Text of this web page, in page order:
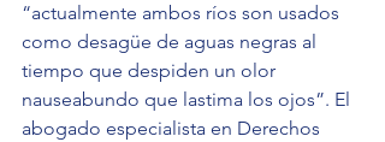
“actualmente ambos ríos son usados
como desagüe de aguas negras al
tiempo que despiden un olor
nauseabundo que lastima los ojos”. El
abogado especialista en Derechos